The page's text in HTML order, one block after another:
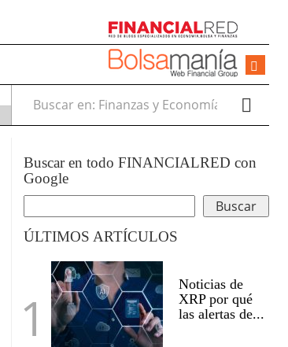
Buscar en:
Buscar en todo FINANCIALRED con
Google
ÚLTIMOS ARTÍCULOS
Noticias de
XRP por qué
las alertas de...